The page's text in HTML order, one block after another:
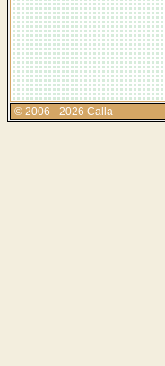
© 2006 - 2026 Calla